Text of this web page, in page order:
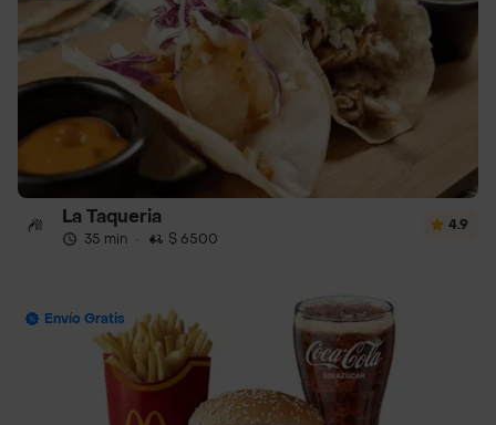
La Taqueria
35 min · $ 6500
4.9
Envío Gratis